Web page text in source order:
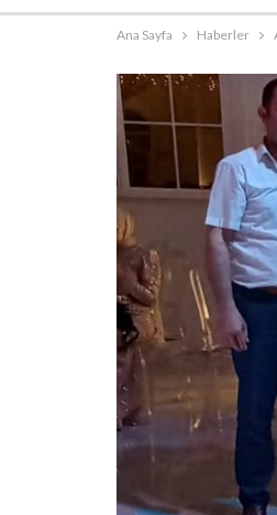
Ana Sayfa Haberler